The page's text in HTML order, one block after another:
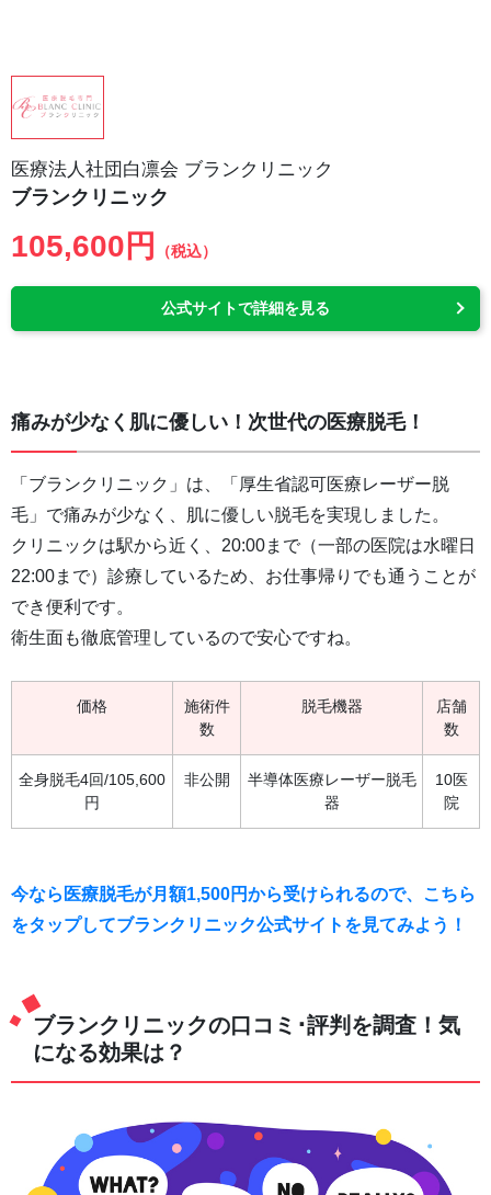
医療法人社団白凛会 ブランクリニック
ブランクリニック
105,600円 （税込）
公式サイトで詳細を見る
痛みが少なく肌に優しい！次世代の医療脱毛！
「ブランクリニック」は、「厚生省認可医療レーザー脱
毛」で痛みが少なく、肌に優しい脱毛を実現しました。
クリニックは駅から近く、20:00まで（一部の医院は水曜日
22:00まで）診療しているため、お仕事帰りでも通うことが
でき便利です。
衛生面も徹底管理しているので安心ですね。
価格
施術件
数
脱毛機器
店舗
数
全身脱毛4回/105,600
円
非公開
半導体医療レーザー脱毛
器
10医
院
今なら医療脱毛が月額1,500円から受けられるので、こちら
をタップしてブランクリニック公式サイトを見てみよう！
ブランクリニックの口コミ･評判を調査！気
になる効果は？